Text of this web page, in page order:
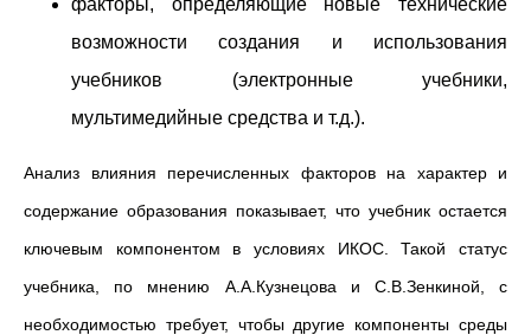
факторы, определяющие новые технические
возможности создания и использования
учебников (электронные учебники,
мультимедийные средства и т.д.).
Анализ влияния перечисленных факторов на характер и
содержание образования показывает, что учебник остается
ключевым компонентом в условиях ИКОС. Такой статус
учебника, по мнению А.А.Кузнецова и С.В.Зенкиной, с
необходимостью требует, чтобы другие компоненты среды